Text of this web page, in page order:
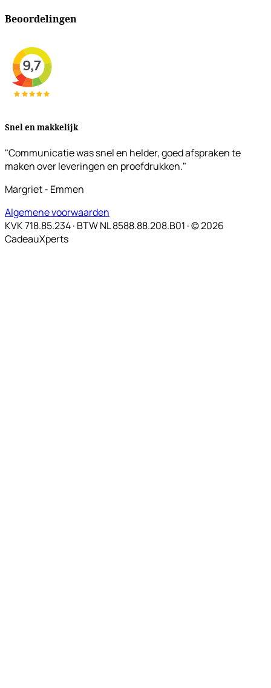
Beoordelingen
Snel en makkelijk
"Communicatie was snel en helder, goed afspraken te
maken over leveringen en proefdrukken."
Margriet - Emmen
Algemene voorwaarden
KVK 718.85.234 · BTW NL 8588.88.208.B01 · © 2026
CadeauXperts